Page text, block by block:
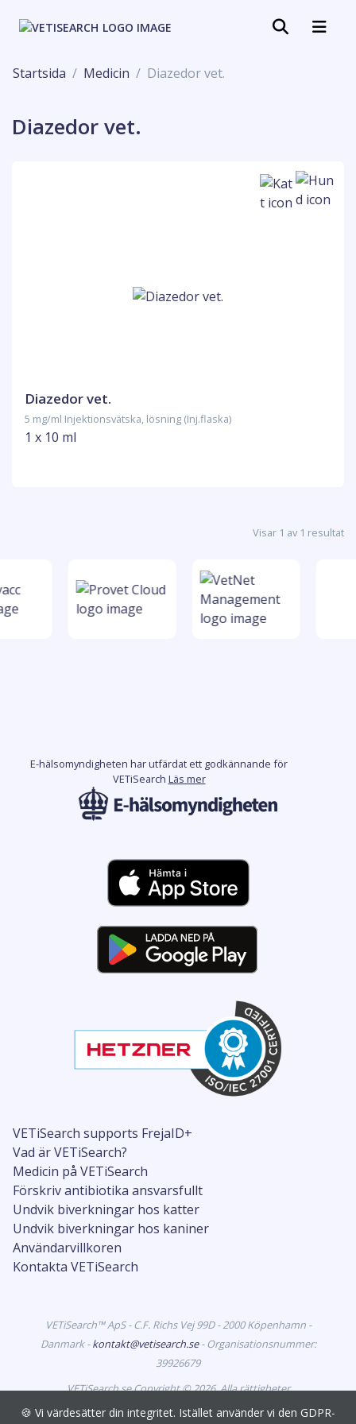
Startsida Medicin Diazedor vet.
Diazedor vet.
Diazedor vet.
5 mg/ml Injektionsvätska, lösning (Inj.flaska)
1 x 10 ml
Visar 1 av 1 resultat
VETiSearch supports FrejaID+
Vad är VETiSearch?
Medicin på VETiSearch
Förskriv antibiotika ansvarsfullt
Undvik biverkningar hos katter
Undvik biverkningar hos kaniner
Användarvillkoren
Kontakta VETiSearch
E-hälsomyndigheten har utfärdat ett godkännande för
VETiSearch Läs mer
VETiSearch™ ApS - C.F. Richs Vej 99D - 2000 Köpenhamn -
Danmark -kontakt@vetisearch.se- Organisationsnummer:
39926679
VETiSearch.se Copyright © 2026. Alla rättigheter
förbehållna. VETiSearch innehåller information om
🍪 Vi värdesätter din integritet. Istället använder vi den GDPR-